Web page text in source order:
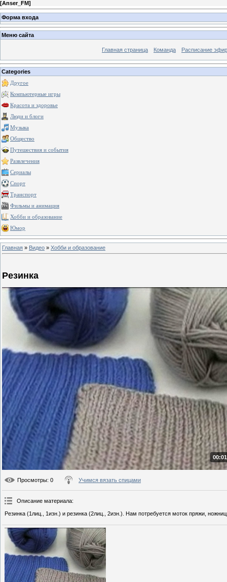
[Anser_FM]
Форма входа
Меню сайта
Главная страница Команда Расписание
Categories
Другое
Компьютерные игры
Красота и здоровье
Люди и блоги
Музыка
Общество
Путешествия и события
Развлечения
Сериалы
Спорт
Транспорт
Фильмы и анимация
Хобби и образование
Юмор
Главная » Видео » Хобби и образование
Резинка
Просмотры: 0 Учимся вязать спицами
Описание материала:
Резинка (1лиц., 1изн.) и резинка (2лиц., 2изн.). Нам потребуется моток пряжи,